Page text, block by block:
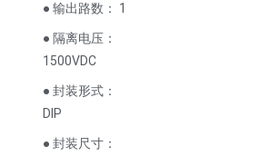
● 输出路数： 1
● 隔离电压：
1500VDC
● 封装形式：
DIP
● 封装尺寸：